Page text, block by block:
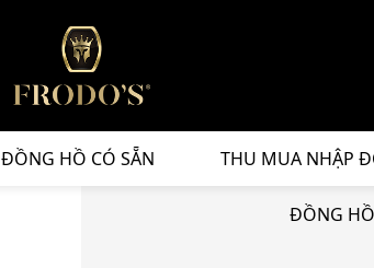
ĐỒNG HỒ CÓ SẴN THU MUA NHẬP
ĐỒNG